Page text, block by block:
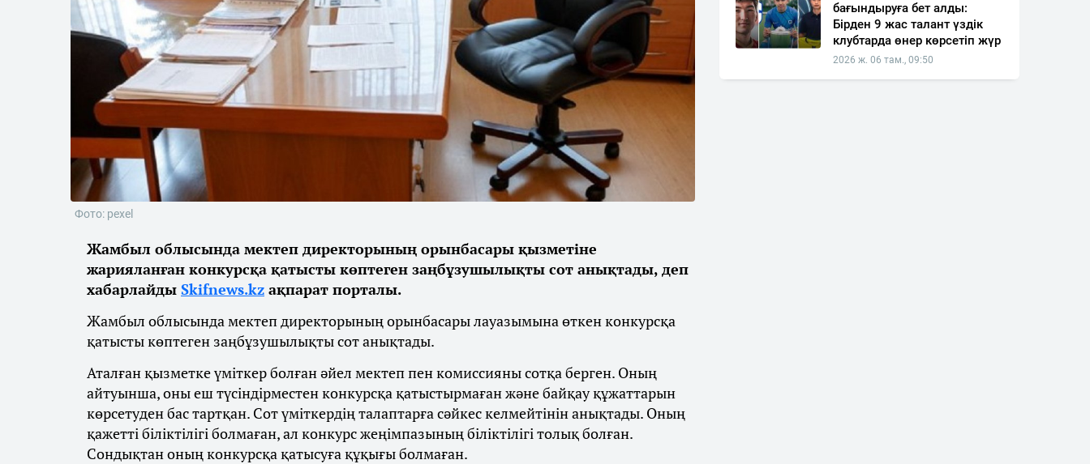
Фото: pexel
Жамбыл облысында мектеп директорының орынбасары қызметіне
жарияланған конкурсқа қатысты көптеген заңбұзушылықты сот анықтады, деп
хабарлайды Skifnews.kz ақпарат порталы.
Жамбыл облысында мектеп директорының орынбасары лауазымына өткен конкурсқа
қатысты көптеген заңбұзушылықты сот анықтады.
Аталған қызметке үміткер болған әйел мектеп пен комиссияны сотқа берген. Оның
айтуынша, оны еш түсіндірместен конкурсқа қатыстырмаған және байқау құжаттарын
көрсетуден бас тартқан. Сот үміткердің талаптарға сәйкес келмейтінін анықтады. Оның
қажетті біліктілігі болмаған, ал конкурс жеңімпазының біліктілігі толық болған.
Сондықтан оның конкурсқа қатысуға құқығы болмаған.
бағындыруға бет алды:
Бірден 9 жас талант үздік
клубтарда өнер көрсетіп жүр
2026 ж. 06 там., 09:50